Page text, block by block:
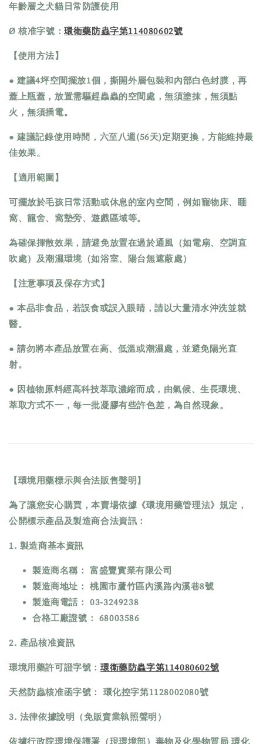
年齡層之犬貓日常防護使用
Ø 核准字號：環衛藥防蟲字第114080602號
【使用方法】
● 建議4坪空間擺放1個，撕開外層包裝和內部白色封膜，再
蓋上瓶蓋，放置需驅趕蟲蟲的空間處，無須塗抹，無須點
火，無須插電。
● 建議記錄使用時間，六至八週(56天)定期更換，方能維持最
佳效果。
【適用範圍】
可擺放於毛孩日常活動或休息的室內空間，例如寵物床、睡
窩、籠舍、窩墊旁、遊戲區域等。
為確保揮散效果，請避免放置在過於通風（如電扇、空調直
吹處）及潮濕環境（如浴室、陽台無遮蔽處）
【注意事項及保存方式】
● 本品非食品，若誤食或誤入眼睛，請以大量清水沖洗並就
醫。
● 請勿將本產品放置在高、低溫或潮濕處，並避免陽光直
射。
● 因植物原料經高科技萃取濃縮而成，由氣候、生長環境、
萃取方式不一，每一批凝膠有些許色差，為自然現象。
【環境用藥標示與合法販售聲明】
為了讓您安心購買，本賣場依據《環境用藥管理法》規定，
公開標示產品及製造商合法資訊：
1. 製造商基本資訊
製造商名稱： 富盛豐實業有限公司
製造商地址： 桃園市蘆竹區內溪路內溪巷8號
製造商電話： 03-3249238
合格工廠證號： 68003586
2. 產品核准資訊
環境用藥許可證字號： 環衛藥防蟲字第114080602號
天然防蟲核准函字號： 環化控字第1128002080號
3. 法律依據說明（免販賣業執照聲明）